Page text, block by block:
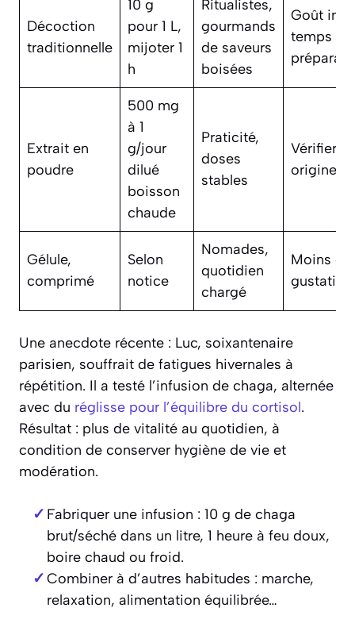
Décoction
traditionnelle
10 g
pour 1 L,
mijoter 1
h
Ritualistes,
gourmands
de saveurs
boisées
Goût
temps de
Extrait en
poudre
500 mg
à 1
g/jour
dilué
boisson
chaude
Praticité,
doses
stables
Vérifier
origine/
Gélule,
comprimé
Selon
notice
Nomades,
quotidien
chargé
Moins
gustatif
Une anecdote récente : Luc, soixantenaire
parisien, souffrait de fatigues hivernales à
répétition. Il a testé l’infusion de chaga, alternée
avec du réglisse pour l’équilibre du cortisol.
Résultat : plus de vitalité au quotidien, à
condition de conserver hygiène de vie et
modération.
Fabriquer une infusion : 10 g de chaga
brut/séché dans un litre, 1 heure à feu doux,
boire chaud ou froid.
Combiner à d’autres habitudes : marche,
relaxation, alimentation équilibrée…